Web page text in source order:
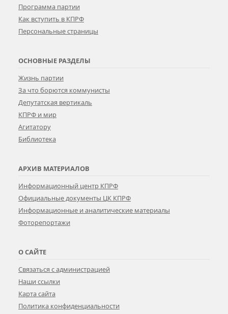
Программа партии
Как вступить в КПРФ
Персональные страницы
ОСНОВНЫЕ РАЗДЕЛЫ
Жизнь партии
За что борются коммунисты
Депутатская вертикаль
КПРФ и мир
Агитатору
Библиотека
АРХИВ МАТЕРИАЛОВ
Информационный центр КПРФ
Официальные документы ЦК КПРФ
Информационные и аналитические материалы
Фоторепортажи
О САЙТЕ
Связаться с администрацией
Наши ссылки
Карта сайта
Политика конфиденциальности